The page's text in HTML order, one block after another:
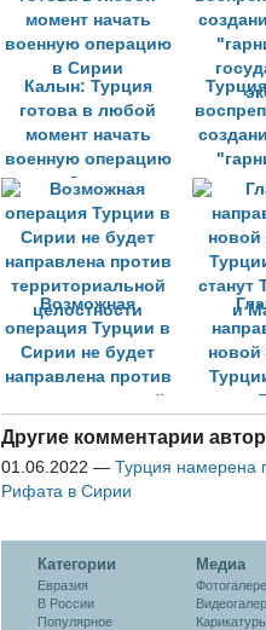
Калын: Турция
готова в любой
момент начать
военную операцию
в Сирии
Возможная
операция Турции в
Сирии не будет
направлена против
территориальной
новой
станут
Другие комментарии
01.06.2022 — Турция намерена
Рифата в Сирии
Категории
Евразия
В России
Популярное
Медиа
Карикатуры